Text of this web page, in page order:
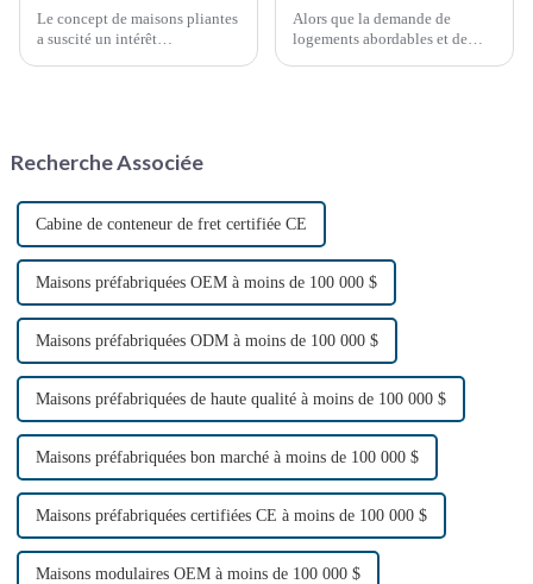
Le concept de maisons pliantes
a suscité un intérêt
l'urbanisation, ...
Alors que la demande de
logements abordables et de
Recherche Associée
Cabine de conteneur de fret certifiée CE
Maisons préfabriquées OEM à moins de 100 000 $
Maisons préfabriquées ODM à moins de 100 000 $
Maisons préfabriquées de haute qualité à moins de 100 000 $
Maisons préfabriquées bon marché à moins de 100 000 $
Maisons préfabriquées certifiées CE à moins de 100 000 $
Maisons modulaires OEM à moins de 100 000 $